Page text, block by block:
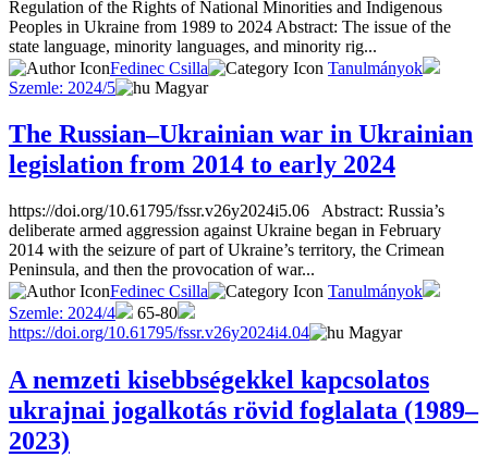
Regulation of the Rights of National Minorities and Indigenous
Peoples in Ukraine from 1989 to 2024 Abstract: The issue of the
state language, minority languages, and minority rig...
Fedinec Csilla
Tanulmányok
Szemle: 2024/5
Magyar
The Russian–Ukrainian war in Ukrainian
legislation from 2014 to early 2024
https://doi.org/10.61795/fssr.v26y2024i5.06 Abstract: Russia’s
deliberate armed aggression against Ukraine began in February
2014 with the seizure of part of Ukraine’s territory, the Crimean
Peninsula, and then the provocation of war...
Fedinec Csilla
Tanulmányok
Szemle: 2024/4
65-80
https://doi.org/10.61795/fssr.v26y2024i4.04
Magyar
A nemzeti kisebbségekkel kapcsolatos
ukrajnai jogalkotás rövid foglalata (1989–
2023)